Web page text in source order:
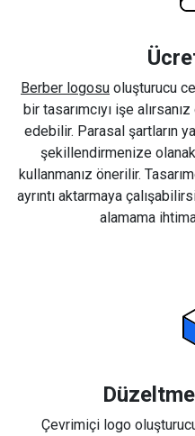
Berber logosu oluşturucu
bir tasarımcıyı işe
edebilir. Parasal şartların
şekillendirmenize
kullanmanız önerilir.
ayrıntı aktarmaya
alamama
Çevrimiçi logo